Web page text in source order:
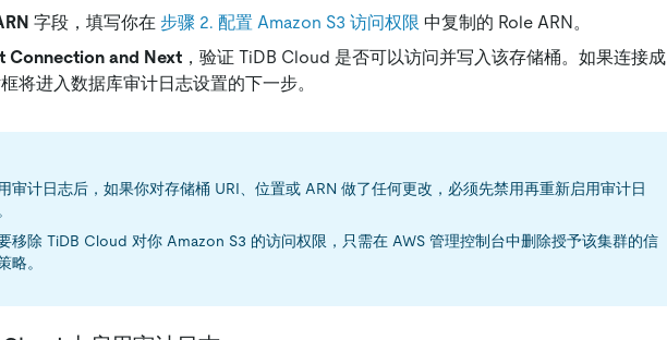
字段，填写你在 步骤 2. 配置 Amazon S3 访问权限 中复制的 Role ARN。
Connection and Next ，验证 TiDB Cloud 是否可以访问并写入该存储桶。如果连接成
将进入数据库审计日志设置的下一步。
审计日志后，如果你对存储桶 URI、位置或 ARN 做了任何更改，必须先禁用再重新启用审计日
移除 TiDB Cloud 对你 Amazon S3 的访问权限，只需在 AWS 管理控制台中删除授予该集群的信
略。